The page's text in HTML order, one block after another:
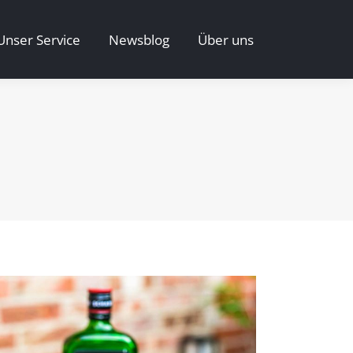
Service Newsblog Über uns